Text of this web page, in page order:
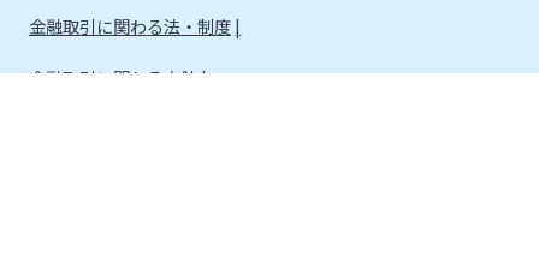
金融取引に関わる法・制度
金融取引に関わる方針